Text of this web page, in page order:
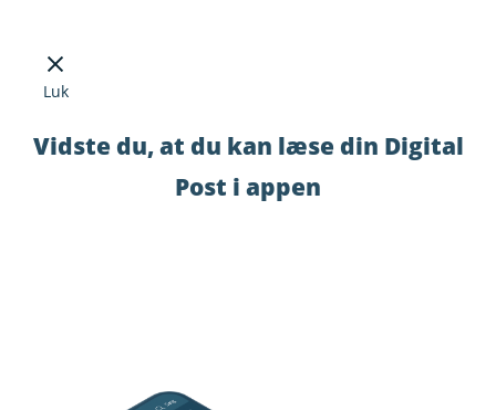
Luk
Vidste du, at du kan læse din Digital
Post i appen